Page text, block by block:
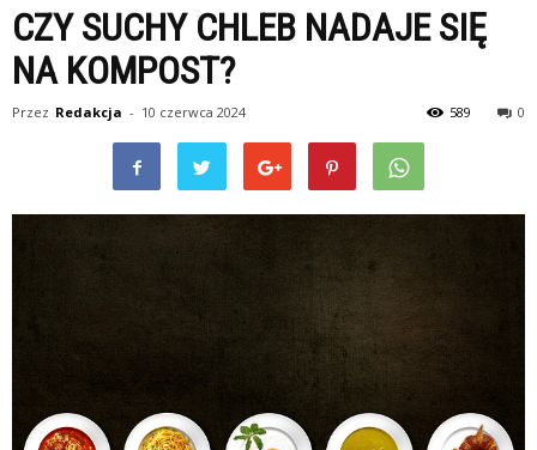
CZY SUCHY CHLEB NADAJE SIĘ
NA KOMPOST?
Przez Redakcja - 10 czerwca 2024 0
589